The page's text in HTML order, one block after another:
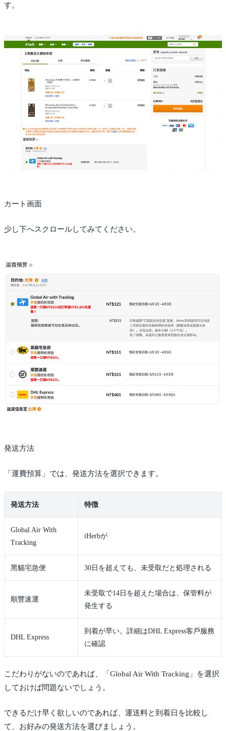
す。
カート画面
少し下へスクロールしてみてください。
発送方法
「運費預算」では、発送方法を選択できます。
発送方法 特徴
Global Air With
Tracking
iHerbが
黑貓宅急便 30日を超えても、未受取だと処理される
順豐速運
未受取で14日を超えた場合は、保管料が
発生する
DHL Express
到着が早い。詳細はDHL Express客戶服務
に確認
こだわりがないのであれば、「Global Air With Tracking」を選択
しておけば問題ないでしょう。
できるだけ早く欲しいのであれば、運送料と到着日を比較し
て、お好みの発送方法を選びましょう。